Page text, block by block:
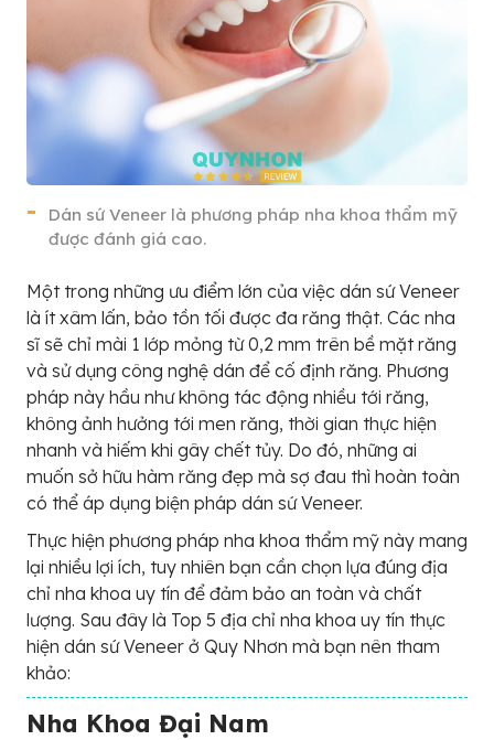
Dán sứ Veneer là phương pháp nha khoa thẩm mỹ
được đánh giá cao.
Một trong những ưu điểm lớn của việc dán sứ Veneer
là ít xâm lấn, bảo tồn tối được đa răng thật. Các nha
sĩ sẽ chỉ mài 1 lớp mỏng từ 0,2 mm trên bề mặt răng
và sử dụng công nghệ dán để cố định răng. Phương
pháp này hầu như không tác động nhiều tới răng,
không ảnh hưởng tới men răng, thời gian thực hiện
nhanh và hiếm khi gây chết tủy. Do đó, những ai
muốn sở hữu hàm răng đẹp mà sợ đau thì hoàn toàn
có thể áp dụng biện pháp dán sứ Veneer.
Thực hiện phương pháp nha khoa thẩm mỹ này mang
lại nhiều lợi ích, tuy nhiên bạn cần chọn lựa đúng địa
chỉ nha khoa uy tín để đảm bảo an toàn và chất
lượng. Sau đây là Top 5 địa chỉ nha khoa uy tín thực
hiện dán sứ Veneer ở Quy Nhơn mà bạn nên tham
khảo:
Nha Khoa Đại Nam